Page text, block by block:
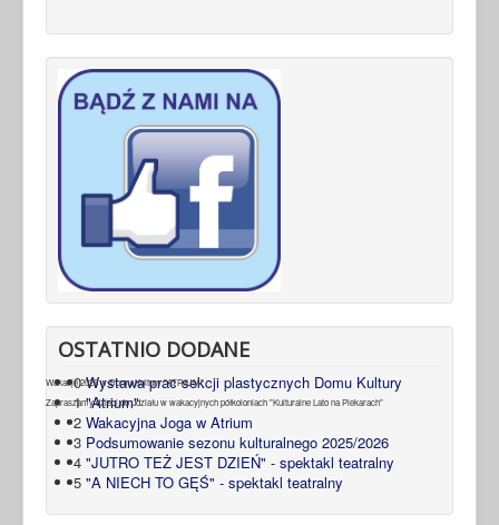
Wakacje 2026 w Domu Kultury "ATRIUM"
Zapraszamy dzieci do udziału w wakacyjnych półkoloniach "Kulturalne Lato na Piekarach"
0
1
2
3
4
5
OSTATNIO DODANE
Wystawa prac sekcji plastycznych Domu Kultury
"Atrium"
Wakacyjna Joga w Atrium
Podsumowanie sezonu kulturalnego 2025/2026
"JUTRO TEŻ JEST DZIEŃ" - spektakl teatralny
"A NIECH TO GĘŚ" - spektakl teatralny